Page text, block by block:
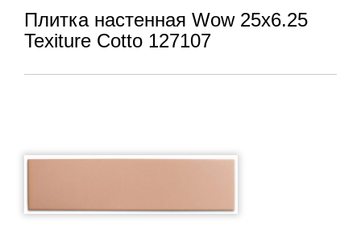
Плитка настенная Wow 25x6.25
Texiture Cotto 127107